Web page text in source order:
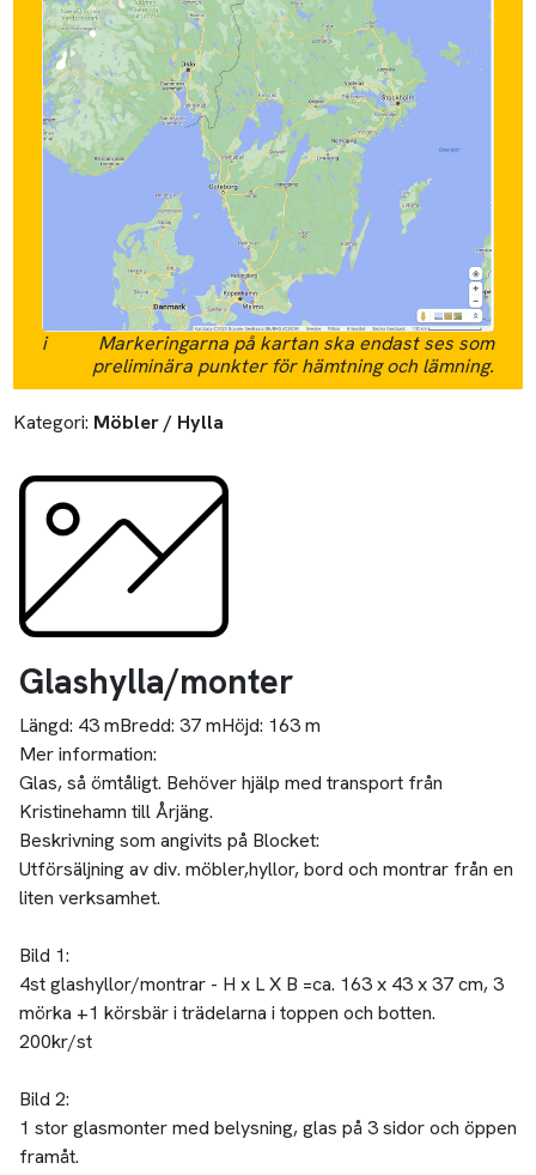
i
Markeringarna på kartan ska endast ses som
preliminära punkter för hämtning och lämning.
Kategori: Möbler / Hylla
Glashylla/monter
Längd: 43 mBredd: 37 mHöjd: 163 m
Mer information:
Glas, så ömtåligt. Behöver hjälp med transport från
Kristinehamn till Årjäng.
Beskrivning som angivits på Blocket:
Utförsäljning av div. möbler,hyllor, bord och montrar från en
liten verksamhet.
Bild 1:
4st glashyllor/montrar - H x L X B =ca. 163 x 43 x 37 cm, 3
mörka +1 körsbär i trädelarna i toppen och botten.
200kr/st
Bild 2:
1 stor glasmonter med belysning, glas på 3 sidor och öppen
framåt.